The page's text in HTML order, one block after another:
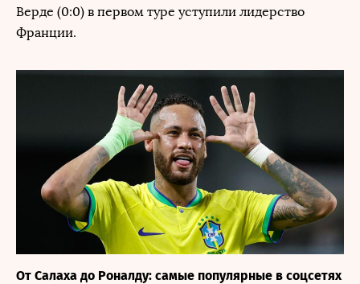
Верде (0:0) в первом туре уступили лидерство
Франции.
От Салаха до Роналду: самые популярные в соцсетях